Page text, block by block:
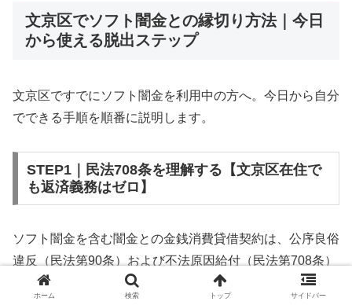
文京区でソフト闇金との縁切り方法｜今日
から使える脱出ステップ
文京区ですでにソフト闇金を利用中の方へ。今日から自分
でできる手順を順番に説明します。
STEP1｜民法708条を理解する【文京区在住で
も返済義務はゼロ】
ソフト闇金を含む闇金との金銭消費貸借契約は、公序良俗
違反（民法第90条）および不法原因給付（民法第708条）
に該当するため、法的には無効です。文京区在住であって
ホーム 検索 トップ サイドバー